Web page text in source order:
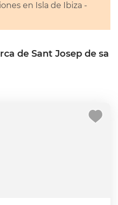
en Isla de Ibiza -
de Sant Josep de sa